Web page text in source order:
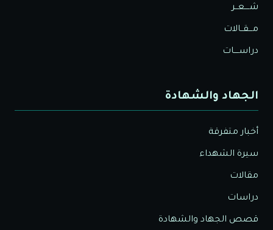
شــــعــر
مـــقــالات
دراســــات
الجهاد والشهادة
أخبار متفرقة
سيرة الشهداء
مقالات
دراسات
قصص الجهاد والشهادة